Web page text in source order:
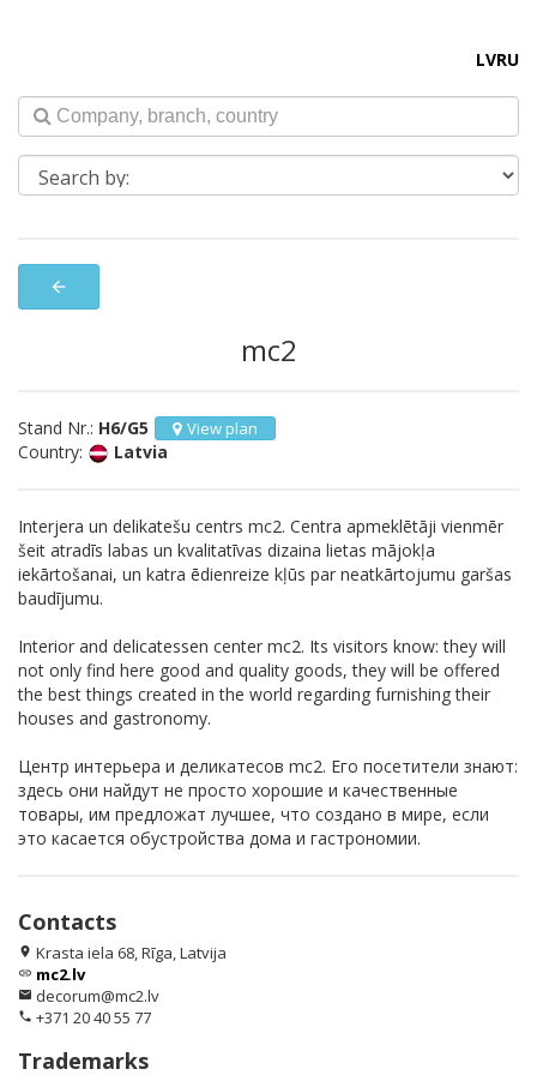
LVRU
arrow_back
mc2
Stand Nr.: H6/G5 View plan
Country: Latvia
Interjera un delikatešu centrs mc2. Centra apmeklētāji vienmēr
šeit atradīs labas un kvalitatīvas dizaina lietas mājokļa
iekārtošanai, un katra ēdienreize kļūs par neatkārtojumu garšas
baudījumu.
Interior and delicatessen center mc2. Its visitors know: they will
not only find here good and quality goods, they will be offered
the best things created in the world regarding furnishing their
houses and gastronomy.
Центр интерьера и деликатесов mc2. Его посетители знают:
здесь они найдут не просто хорошие и качественные
товары, им предложат лучшее, что создано в мире, если
это касается обустройства дома и гастрономии.
Contacts
location_on Krasta iela 68, Rīga, Latvija
link mc2.lv
email decorum@mc2.lv
phone +371 20 40 55 77
Trademarks